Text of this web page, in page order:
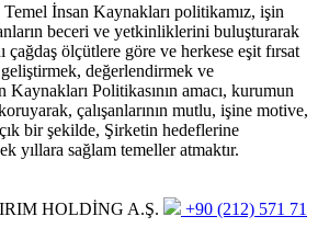
İnsan Kaynakları politikamız, işin
beceri ve yetkinliklerini buluşturarak
çağdaş ölçütlere göre ve herkese eşit fırsat
değerlendirmek ve
Kaynakları Politikasının amacı, kurumun
çalışanlarının mutlu, işine motive,
bir şekilde, Şirketin hedeflerine
yıllara sağlam temeller atmaktır.
HOLDİNG A.Ş.
+90 (212) 571 71